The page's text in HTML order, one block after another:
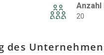
20
des